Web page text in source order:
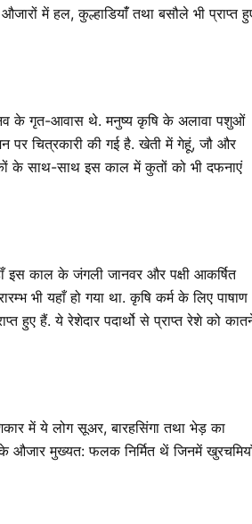
में हल, कुल्हाडियांँ तथा बसौले भी प्राप्त
के गृत-आवास थे. मनुष्य कृषि के अलावा पशुओं
पर चित्रकारी की गई है. खेती में गेहूं, जौ और
के साथ-साथ इस काल में कुतों को भी दफनाएं
इस काल के जंगली जानवर और पक्षी आकर्षित
भी यहाँ हो गया था. कृषि कर्म के लिए पाषाण
हुए हैं. ये रेशेदार पदार्थो से प्राप्त रेशे को
में ये लोग सूअर, बारहसिंगा तथा भेड़ का
मुख्यत: फलक निर्मित थें जिनमें